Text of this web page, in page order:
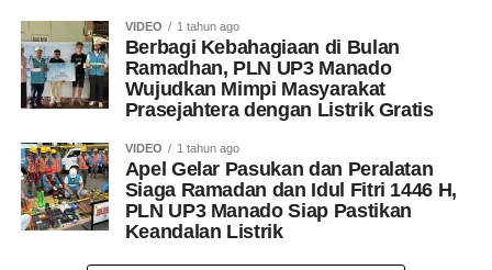
VIDEO 1 tahun ago
Berbagi Kebahagiaan di Bulan
Ramadhan, PLN UP3 Manado
Wujudkan Mimpi Masyarakat
Prasejahtera dengan Listrik Gratis
VIDEO 1 tahun ago
Apel Gelar Pasukan dan Peralatan
Siaga Ramadan dan Idul Fitri 1446 H,
PLN UP3 Manado Siap Pastikan
Keandalan Listrik